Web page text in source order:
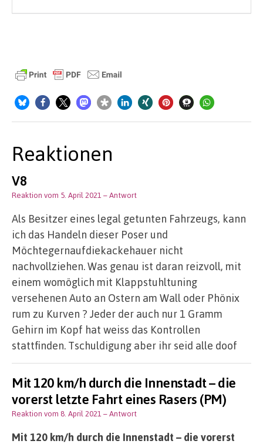
Reaktionen
V8
Reaktion vom 5. April 2021 – Antwort
Als Besitzer eines legal getunten Fahrzeugs, kann
ich das Handeln dieser Poser und
Möchtegernaufdiekackehauer nicht
nachvollziehen. Was genau ist daran reizvoll, mit
einem womöglich mit Klappstuhltuning
versehenen Auto an Ostern am Wall oder Phönix
rum zu Kurven ? Jeder der auch nur 1 Gramm
Gehirn im Kopf hat weiss das Kontrollen
stattfinden. Tschuldigung aber ihr seid alle doof
Mit 120 km/h durch die Innenstadt – die
vorerst letzte Fahrt eines Rasers (PM)
Reaktion vom 8. April 2021 – Antwort
Mit 120 km/h durch die Innenstadt – die vorerst